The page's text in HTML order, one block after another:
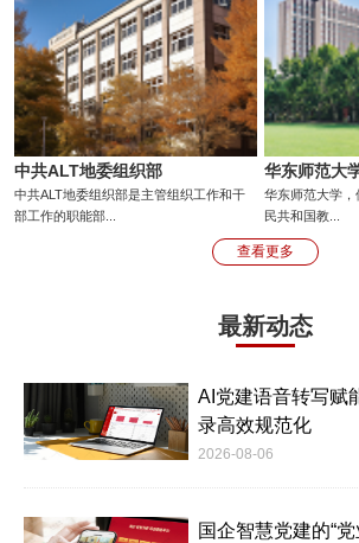
中共ALT地委组织部
中共ALT地委组织部是主管组织工作和干
部工作的职能部...
华东师范大
华东师范大学，
民共和国教...
查看更多
最新动态
AI党建语音转写赋
录高效规范化
2026-08-06
国企智慧党建的“